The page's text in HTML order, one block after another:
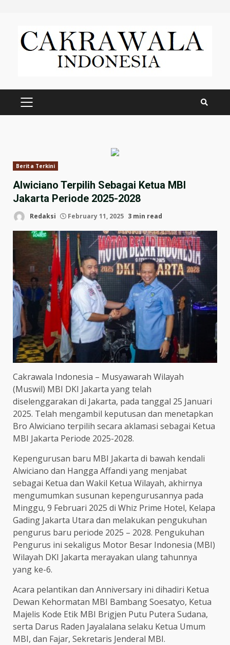
content
PRIMARY
Berita Terkini
Alwiciano Terpilih Sebagai Ketua MBI
Jakarta Periode 2025-2028
Redaksi February 11, 2025 3 min read
Cakrawala Indonesia – Musyawarah Wilayah
(Muswil) MBI DKI Jakarta yang telah
diselenggarakan di Jakarta, pada tanggal 25 Januari
2025. Telah mengambil keputusan dan menetapkan
Bro Alwiciano terpilih secara aklamasi sebagai Ketua
MBI Jakarta Periode 2025-2028.
Kepengurusan baru MBI Jakarta di bawah kendali
Alwiciano dan Hangga Affandi yang menjabat
sebagai Ketua dan Wakil Ketua Wilayah, akhirnya
mengumumkan susunan kepengurusannya pada
Minggu, 9 Februari 2025 di Whiz Prime Hotel, Kelapa
Gading Jakarta Utara dan melakukan pengukuhan
pengurus baru periode 2025 – 2028. Pengukuhan
Pengurus ini sekaligus Motor Besar Indonesia (MBI)
Wilayah DKI Jakarta merayakan ulang tahunnya
yang ke-6.
Acara pelantikan dan Anniversary ini dihadiri Ketua
Dewan Kehormatan MBI Bambang Soesatyo, Ketua
Majelis Kode Etik MBI Brigjen Putu Putera Sudana,
serta Darus Raden Jayalalana selaku Ketua Umum
MBI, dan Fajar, Sekretaris Jenderal MBI.